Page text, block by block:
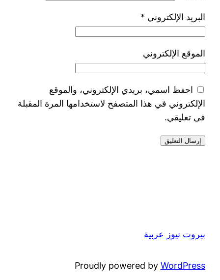
البريد الإلكتروني *
الموقع الإلكتروني
احفظ اسمي، بريدي الإلكتروني، والموقع
الإلكتروني في هذا المتصفح لاستخدامها المرة المقبلة
في تعليقي.
بيروت نيوز عربية
Proudly powered by WordPress